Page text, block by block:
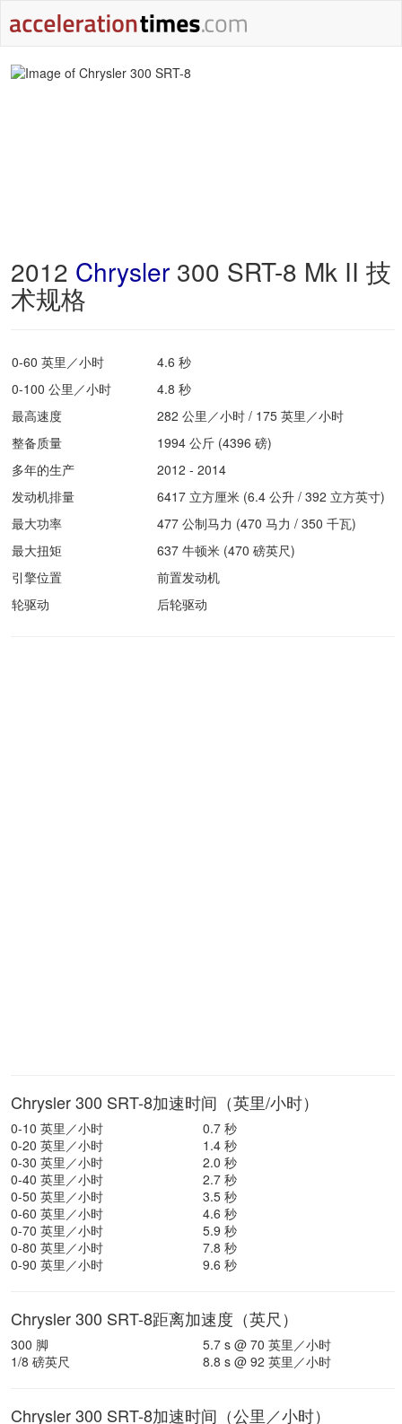
2012 Chrysler 300 SRT-8 Mk II 技
术规格
0-60 英里／小时
4.6 秒
0-100 公里／小时
4.8 秒
最高速度
282 公里／小时 / 175 英里／小时
整备质量
1994 公斤 (4396 磅)
多年的生产
2012 - 2014
发动机排量
6417 立方厘米 (6.4 公升 / 392 立方英寸)
最大功率
477 公制马力 (470 马力 / 350 千瓦)
最大扭矩
637 牛顿米 (470 磅英尺)
引擎位置
前置发动机
轮驱动
后轮驱动
Chrysler 300 SRT-8加速时间（英里/小时）
0-10 英里／小时
0.7 秒
0-20 英里／小时
1.4 秒
0-30 英里／小时
2.0 秒
0-40 英里／小时
2.7 秒
0-50 英里／小时
3.5 秒
0-60 英里／小时
4.6 秒
0-70 英里／小时
5.9 秒
0-80 英里／小时
7.8 秒
0-90 英里／小时
9.6 秒
Chrysler 300 SRT-8距离加速度（英尺）
300 脚
5.7 s @ 70 英里／小时
1/8 磅英尺
8.8 s @ 92 英里／小时
Chrysler 300 SRT-8加速时间（公里／小时）